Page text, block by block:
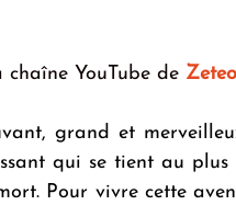
YouTube de Zeteo
grand et
qui se tient au plus
Pour vivre cette